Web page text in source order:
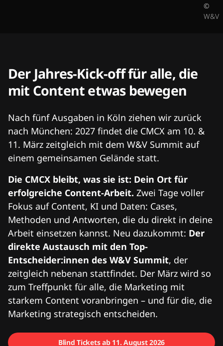
©
W&V
Der Jahres-Kick-off für alle, die
mit Content etwas bewegen
Nach fünf Ausgaben in Köln ziehen wir zurück
nach München: 2027 findet die CMCX am 10. &
11. März zeitgleich mit dem W&V Summit auf
einem gemeinsamen Gelände statt.
Die CMCX bleibt, was sie ist: Dein Ort für
erfolgreiche Content-Arbeit. Zwei Tage voller
Fokus auf Content, KI und Daten: Cases,
Methoden und Antworten, die du direkt in deine
Arbeit einsetzen kannst. Neu dazukommt: Der
direkte Austausch mit den Top-
Entscheider:innen des W&V Summit, der
zeitgleich nebenan stattfindet. Der März wird so
zum Treffpunkt für alle, die Marketing mit
starkem Content voranbringen – und für die, die
Marketing strategisch entscheiden.
Blind Tickets ab 11. August 2026